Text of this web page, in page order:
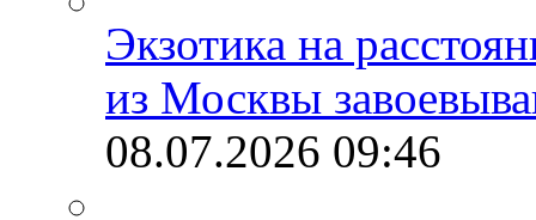
Экзотика на
из Москвы
08.07.2026 09:46